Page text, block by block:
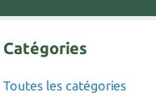
Catégories
Toutes les catégories